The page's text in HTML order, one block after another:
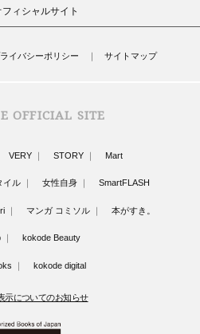
ィシャルサイト
イバシーポリシー サイトマップ
OFFICIAL SITE
VERY STORY Mart
イル 女性自身 SmartFLASH
マンガ コミソル 本がすき。
kokode Beauty
kokode digital
示についてのお知らせ